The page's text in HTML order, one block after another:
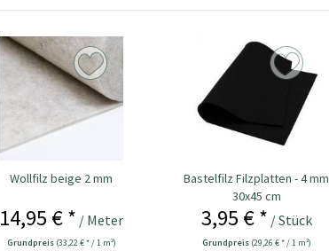
Wollfilz beige 2 mm
14,95 € * / Meter
Grundpreis (33,22 € * / 1 m²)
Bastelfilz Filzplatten - 4 mm
30x45 cm
3,95 € * / Stück
Grundpreis (29,26 € * / 1 m²)